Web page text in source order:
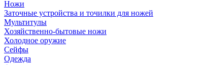
Ножи
Заточные устройства и точилки для ножей
Мультитулы
Хозяйственно-бытовые ножи
Холодное оружие
Сейфы
Одежда